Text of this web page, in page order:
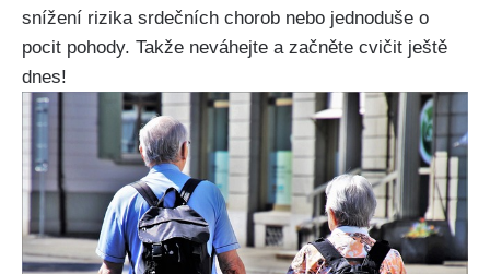
snížení rizika srdečních chorob nebo jednoduše o
pocit pohody. Takže neváhejte a začněte cvičit ještě
dnes!